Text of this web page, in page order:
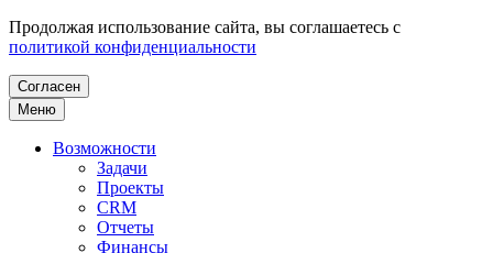
Продолжая использование сайта, вы соглашаетесь с
политикой конфиденциальности
Согласен
Меню
Возможности
Задачи
Проекты
CRM
Отчеты
Финансы